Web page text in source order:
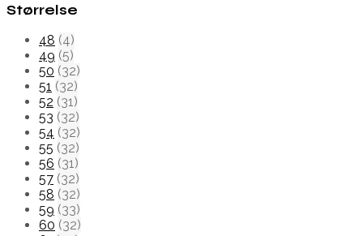
Størrelse
48 (4)
49 (5)
50 (32)
51 (32)
52 (31)
53 (32)
54 (32)
55 (32)
56 (31)
57 (32)
58 (32)
59 (33)
60 (32)